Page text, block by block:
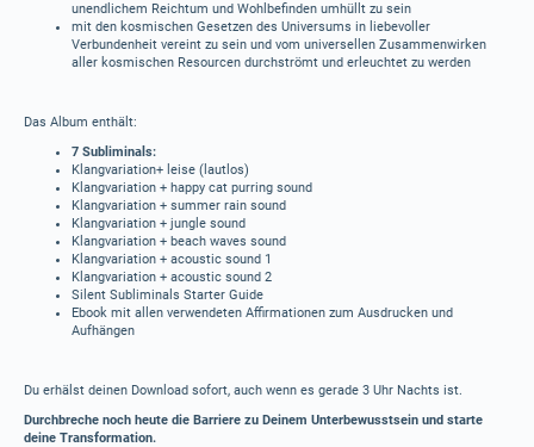
unendlichem Reichtum und Wohlbefinden umhüllt zu sein
mit den kosmischen Gesetzen des Universums in liebevoller
Verbundenheit vereint zu sein und vom universellen Zusammenwirken
aller kosmischen Resourcen durchströmt und erleuchtet zu werden
​Das Album enthält:
7 Subliminals:
Klangvariation+ leise (lautlos)
Klangvariation + happy cat purring sound
Klangvariation + summer rain sound
Klangvariation + jungle sound
Klangvariation + beach waves sound
Klangvariation + acoustic sound 1
Klangvariation + acoustic sound 2
Silent Subliminals Starter Guide
Ebook mit allen verwendeten Affirmationen zum Ausdrucken und
Aufhängen
Du erhälst deinen Download sofort, auch wenn es gerade 3 Uhr Nachts ist.
Durchbreche noch heute die Barriere zu Deinem Unterbewusstsein und starte
deine Transformation.